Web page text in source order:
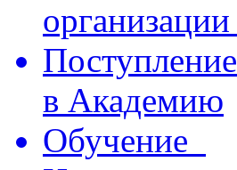
организации
Поступление
в Академию
Обучение